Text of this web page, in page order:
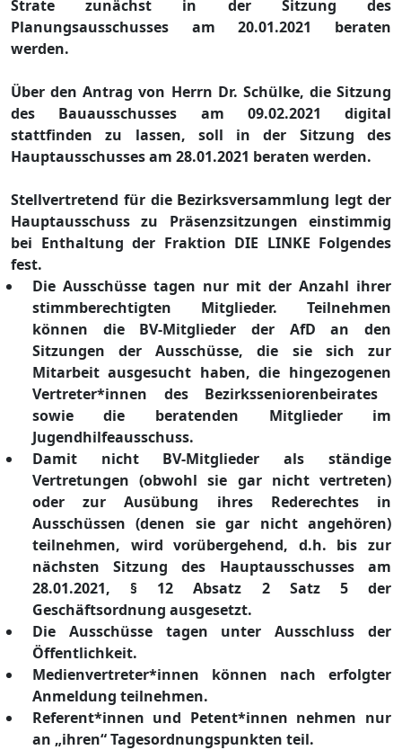
Strate zunächst in der Sitzung des
Planungsausschusses am 20.01.2021 beraten
werden.
Über den Antrag von Herrn Dr. Schülke, die Sitzung
des Bauausschusses am 09.02.2021 digital
stattfinden zu lassen, soll in der Sitzung des
Hauptausschusses am 28.01.2021 beraten werden.
Stellvertretend für die Bezirksversammlung legt der
Hauptausschuss zu Präsenzsitzungen einstimmig
bei Enthaltung der Fraktion DIE LINKE Folgendes
fest.
Die Ausschüsse tagen nur mit der Anzahl ihrer
stimmberechtigten Mitglieder. Teilnehmen
können die BV-Mitglieder der AfD an den
Sitzungen der Ausschüsse, die sie sich zur
Mitarbeit ausgesucht haben, die hingezogenen
Vertreter*innen des Bezirksseniorenbeirates
sowie die beratenden Mitglieder im
Jugendhilfeausschuss.
Damit nicht BV-Mitglieder als ständige
Vertretungen (obwohl sie gar nicht vertreten)
oder zur Ausübung ihres Rederechtes in
Ausschüssen (denen sie gar nicht angehören)
teilnehmen, wird vorübergehend, d.h. bis zur
nächsten Sitzung des Hauptausschusses am
28.01.2021, § 12 Absatz 2 Satz 5 der
Geschäftsordnung ausgesetzt.
Die Ausschüsse tagen unter Ausschluss der
Öffentlichkeit.
Medienvertreter*innen können nach erfolgter
Anmeldung teilnehmen.
Referent*innen und Petent*innen nehmen nur
an „ihren“Tagesordnungspunkten teil.